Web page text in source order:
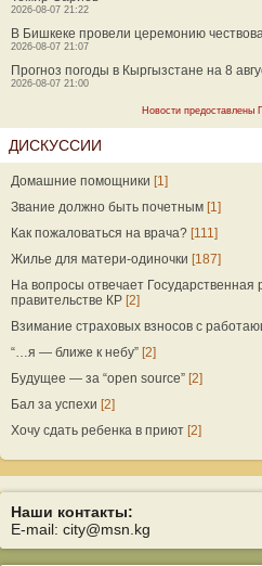
2026-08-07 21:22
В Бишкеке провели церемонию
2026-08-07 21:07
Прогноз погоды в Кыргызстане на 8
2026-08-07 21:00
Новости предоставлены
ДИСКУССИИ
Домашние помощники [1]
Звание должно быть почетным [1]
Как пожаловаться на врача? [111]
Жилье для матери-одиночки [187]
На вопросы отвечает Государственная
правительстве КР [2]
Взимание страховых взносов с
“…я — ближе к небу” [2]
Будущее — за “open source” [2]
Бал за успехи [2]
Хочу сдать ребенка в приют [2]
Наши контакты:
E-mail: city@msn.kg